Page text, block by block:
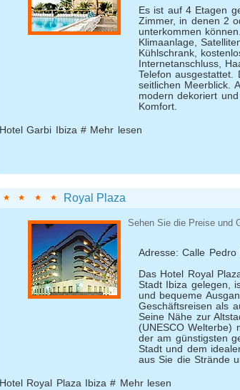
Es ist auf 4 Etagen
Zimmer, in denen 2
unterkommen
Klimaanlage,
Kühlschrank,
Internetanschluss,
Telefon ausgestattet.
seitlichen Meerblick.
modern dekoriert
Komfort.
Hotel Garbi Ibiza # Mehr lesen
Royal Plaza
Sehen Sie die Preise und
Adresse: Calle Pedro
Das Hotel Royal
Stadt Ibiza gelegen,
und bequeme
Geschäftsreisen als
Seine Nähe zur
(UNESCO Welterbe)
der am günstigsten
Stadt und dem
aus Sie die Strände
Hotel Royal Plaza Ibiza # Mehr lesen